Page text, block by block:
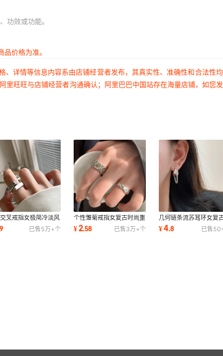
功效或功能。
价格为准。
详情等信息内容系由店铺经营者发布，其真实性、准确性和合法性
旺旺与店铺经营者沟通确认；阿里巴巴中国站存在海量店铺，如您
叉戒指女极简冷淡风
时尚S925镀银开口指
食指戒潮
9 已售5万+个
个性雏菊戒指女复古时尚重
工S925银几何网格开口指
环嘻哈食指戒潮
¥2.58 已售3万+个
几何链条流苏耳环女复
尚925银针气质个性耳
ins风小众耳饰潮
¥4.8 已售